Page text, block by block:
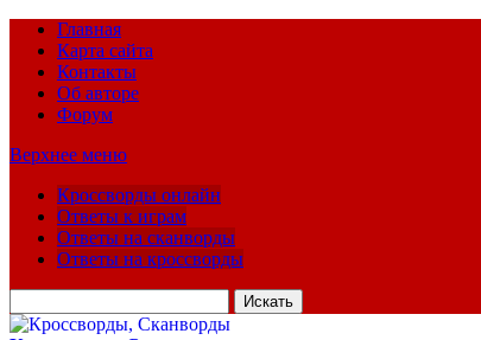
Главная
Карта сайта
Контакты
Об авторе
Форум
Верхнее меню
Кроссворды онлайн
Ответы к играм
Ответы на сканворды
Ответы на кроссворды
для: